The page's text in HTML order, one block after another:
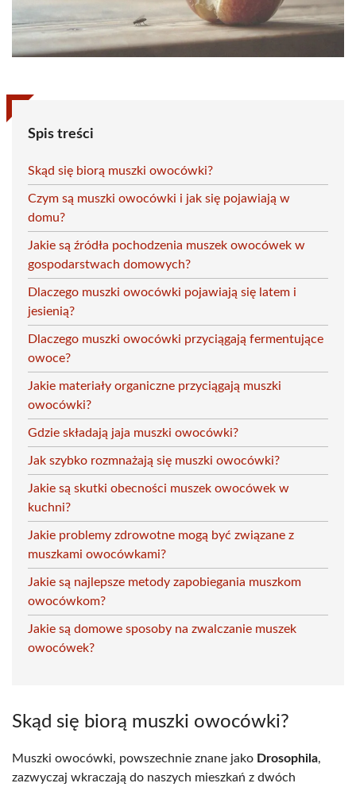
Spis treści
Skąd się biorą muszki owocówki?
Czym są muszki owocówki i jak się pojawiają w
domu?
Jakie są źródła pochodzenia muszek owocówek w
gospodarstwach domowych?
Dlaczego muszki owocówki pojawiają się latem i
jesienią?
Dlaczego muszki owocówki przyciągają fermentujące
owoce?
Jakie materiały organiczne przyciągają muszki
owocówki?
Gdzie składają jaja muszki owocówki?
Jak szybko rozmnażają się muszki owocówki?
Jakie są skutki obecności muszek owocówek w
kuchni?
Jakie problemy zdrowotne mogą być związane z
muszkami owocówkami?
Jakie są najlepsze metody zapobiegania muszkom
owocówkom?
Jakie są domowe sposoby na zwalczanie muszek
owocówek?
Skąd się biorą muszki owocówki?
Muszki owocówki, powszechnie znane jako Drosophila,
zazwyczaj wkraczają do naszych mieszkań z dwóch